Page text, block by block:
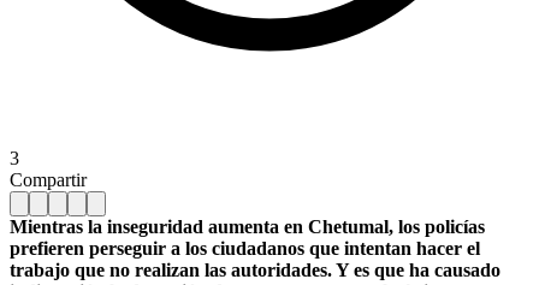
3
Compartir
Mientras la inseguridad aumenta en Chetumal, los policías
prefieren perseguir a los ciudadanos que intentan hacer el
trabajo que no realizan las autoridades. Y es que ha causado